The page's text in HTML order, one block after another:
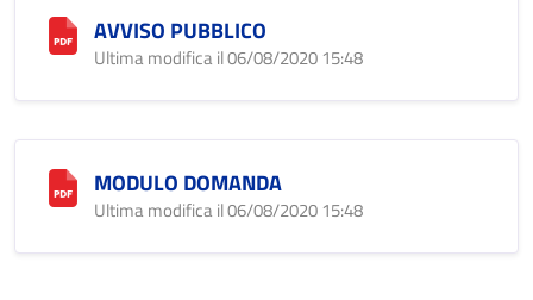
AVVISO PUBBLICO
Ultima modifica il 06/08/2020 15:48
MODULO DOMANDA
Ultima modifica il 06/08/2020 15:48